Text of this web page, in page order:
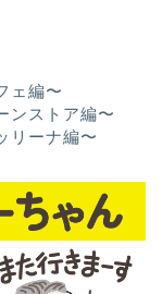
ェ編〜
ンストア編〜
リーナ編〜
ホーム